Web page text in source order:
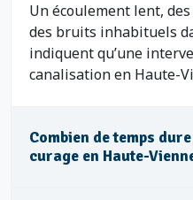
Un écoulement lent,
des bruits inhabituels
indiquent qu’une
canalisation en Haute-
Combien de temps
curage en Haute-